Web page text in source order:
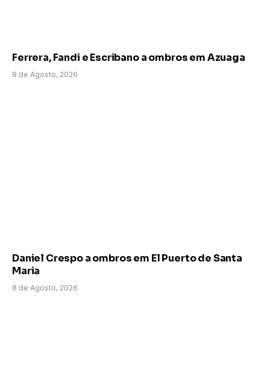
Ferrera, Fandi e Escribano a ombros em Azuaga
8 de Agosto, 2026
Daniel Crespo a ombros em El Puerto de Santa
Maria
8 de Agosto, 2026